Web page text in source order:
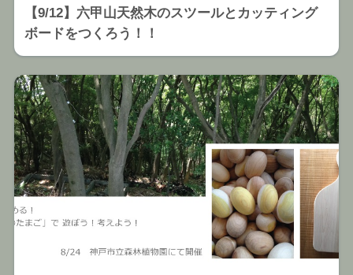
【9/12】六甲山天然木のスツールとカッティング
ボードをつくろう！！